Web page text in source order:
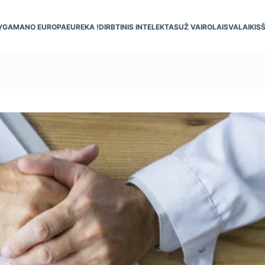
MANO EUROPAEUREKA !DIRBTINIS INTELEKTASUŽ VAIROLAISVALAIKIS